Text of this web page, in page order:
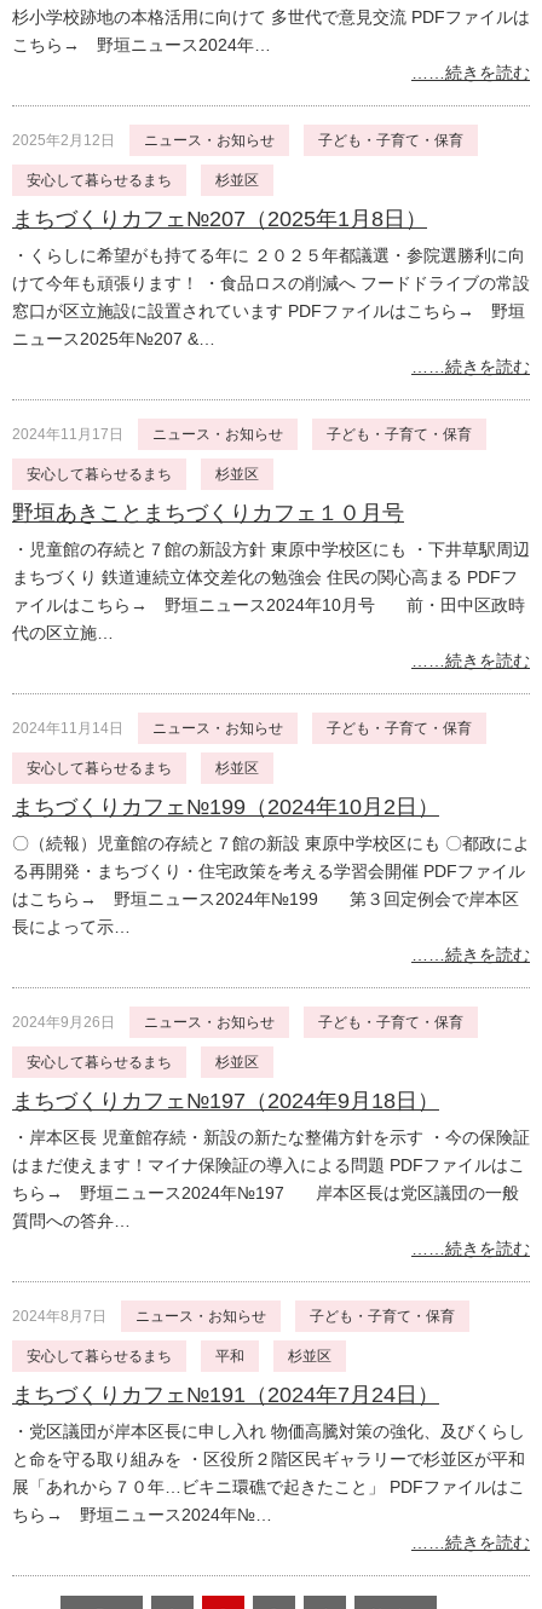
杉小学校跡地の本格活用に向けて 多世代で意見交流 PDFファイルは
こちら→ 野垣ニュース2024年…
……続きを読む
2025年2月12日 ニュース・お知らせ 子ども・子育て・保育
安心して暮らせるまち 杉並区
まちづくりカフェ№207（2025年1月8日）
・くらしに希望がも持てる年に ２０２５年都議選・参院選勝利に向
けて今年も頑張ります！ ・食品ロスの削減へ フードドライブの常設
窓口が区立施設に設置されています PDFファイルはこちら→ 野垣
ニュース2025年№207 &…
……続きを読む
2024年11月17日 ニュース・お知らせ 子ども・子育て・保育
安心して暮らせるまち 杉並区
野垣あきことまちづくりカフェ１０月号
・児童館の存続と７館の新設方針 東原中学校区にも ・下井草駅周辺
まちづくり 鉄道連続立体交差化の勉強会 住民の関心高まる PDFフ
ァイルはこちら→ 野垣ニュース2024年10月号 前・田中区政時
代の区立施…
……続きを読む
2024年11月14日 ニュース・お知らせ 子ども・子育て・保育
安心して暮らせるまち 杉並区
まちづくりカフェ№199（2024年10月2日）
〇（続報）児童館の存続と７館の新設 東原中学校区にも 〇都政によ
る再開発・まちづくり・住宅政策を考える学習会開催 PDFファイル
はこちら→ 野垣ニュース2024年№199 第３回定例会で岸本区
長によって示…
……続きを読む
2024年9月26日 ニュース・お知らせ 子ども・子育て・保育
安心して暮らせるまち 杉並区
まちづくりカフェ№197（2024年9月18日）
・岸本区長 児童館存続・新設の新たな整備方針を示す ・今の保険証
はまだ使えます！マイナ保険証の導入による問題 PDFファイルはこ
ちら→ 野垣ニュース2024年№197 岸本区長は党区議団の一般
質問への答弁…
……続きを読む
2024年8月7日 ニュース・お知らせ 子ども・子育て・保育
安心して暮らせるまち 平和 杉並区
まちづくりカフェ№191（2024年7月24日）
・党区議団が岸本区長に申し入れ 物価高騰対策の強化、及びくらし
と命を守る取り組みを ・区役所２階区民ギャラリーで杉並区が平和
展「あれから７０年…ビキニ環礁で起きたこと」 PDFファイルはこ
ちら→ 野垣ニュース2024年№…
……続きを読む